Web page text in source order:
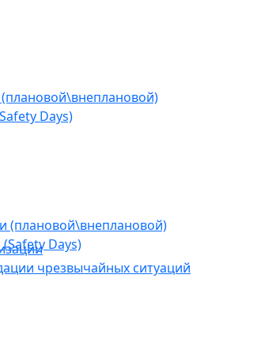
Days)
чрезвычайных ситуаций
(плановой\внеплановой)
Days)